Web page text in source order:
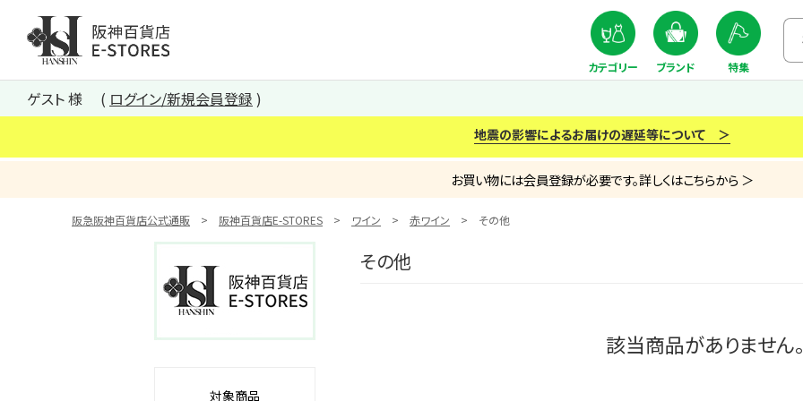
阪神百貨店E-STORES TOP
カテゴリー ブランド 特集
ゲスト 様 ログイン/新規会員登録
地震の影響によるお届けの遅延等について ＞
お買い物には会員登録が必要です。詳しくはこちらから ＞
阪急阪神百貨店公式通販 阪神百貨店E-STORES ワイン 赤ワイン その他
その他
該当商品がありません
対象商品